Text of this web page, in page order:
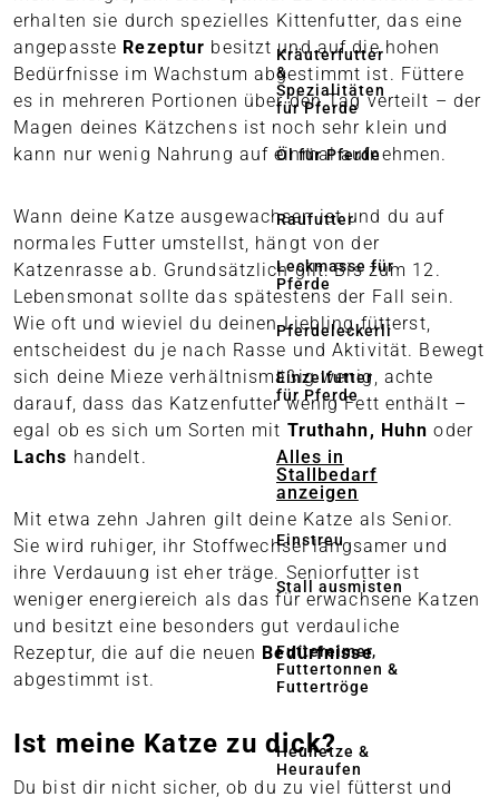
Kräuterfutter
&
Spezialitäten
für Pferde
Öl für Pferde
Raufutter
Leckmasse für
Pferde
Pferdeleckerli
Einzelfutter
für Pferde
Alles in
Stallbedarf
anzeigen
Einstreu
Stall ausmisten
Futtereimer,
Futtertonnen &
Futtertröge
Heunetze &
Heuraufen
erhalten sie durch spezielles Kittenfutter, das eine
angepasste Rezeptur besitzt und auf die hohen
Bedürfnisse im Wachstum abgestimmt ist. Füttere
es in mehreren Portionen über den Tag verteilt – der
Magen deines Kätzchens ist noch sehr klein und
kann nur wenig Nahrung auf einmal aufnehmen.
Wann deine Katze ausgewachsen ist und du auf
normales Futter umstellst, hängt von der
Katzenrasse ab. Grundsätzlich gilt: Bis zum 12.
Lebensmonat sollte das spätestens der Fall sein.
Wie oft und wieviel du deinen Liebling fütterst,
entscheidest du je nach Rasse und Aktivität. Bewegt
sich deine Mieze verhältnismäßig wenig, achte
darauf, dass das Katzenfutter wenig Fett enthält –
egal ob es sich um Sorten mit Truthahn, Huhn oder
Lachs handelt.
Mit etwa zehn Jahren gilt deine Katze als Senior.
Sie wird ruhiger, ihr Stoffwechsel langsamer und
ihre Verdauung ist eher träge. Seniorfutter ist
weniger energiereich als das für erwachsene Katzen
und besitzt eine besonders gut verdauliche
Rezeptur, die auf die neuen Bedürfnisse
abgestimmt ist.
Ist meine Katze zu dick?
Du bist dir nicht sicher, ob du zu viel fütterst und